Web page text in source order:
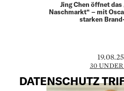
Jing Chen öffnet das
Naschmarkt“ – mit
starken
19.08.25
30
DATENSCHUTZ